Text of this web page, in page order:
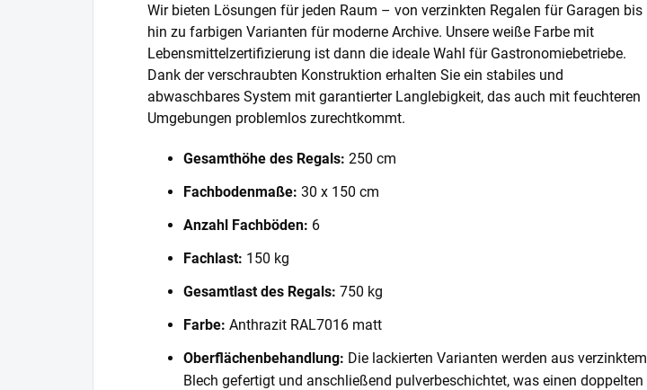
Wir bieten Lösungen für jeden Raum – von verzinkten Regalen für Garagen bis
hin zu farbigen Varianten für moderne Archive. Unsere weiße Farbe mit
Lebensmittelzertifizierung ist dann die ideale Wahl für Gastronomiebetriebe.
Dank der verschraubten Konstruktion erhalten Sie ein stabiles und
abwaschbares System mit garantierter Langlebigkeit, das auch mit feuchteren
Umgebungen problemlos zurechtkommt.
Gesamthöhe des Regals: 250 cm
Fachbodenmaße: 30 x 150 cm
Anzahl Fachböden: 6
Fachlast: 150 kg
Gesamtlast des Regals: 750 kg
Farbe: Anthrazit RAL7016 matt
Oberflächenbehandlung: Die lackierten Varianten werden aus verzinktem
Blech gefertigt und anschließend pulverbeschichtet, was einen doppelten